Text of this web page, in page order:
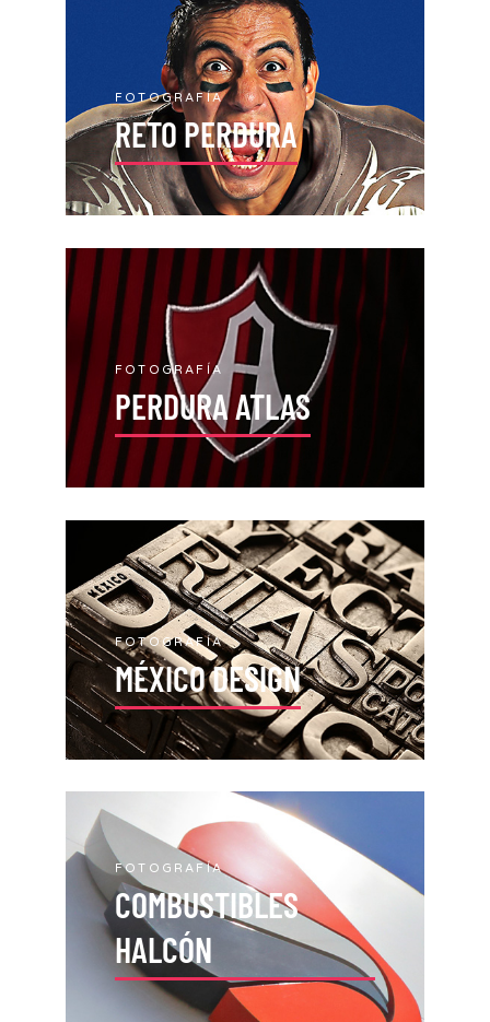
FOTOGRAFÍA
RETO PERDURA
FOTOGRAFÍA
PERDURA ATLAS
FOTOGRAFÍA
MÉXICO DESIGN
FOTOGRAFÍA
COMBUSTIBLES
HALCÓN